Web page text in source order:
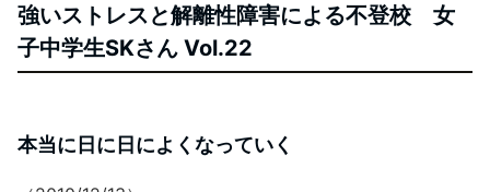
強いストレスと解離性障害による不登校 女
子中学生SKさん Vol.22
本当に日に日によくなっていく